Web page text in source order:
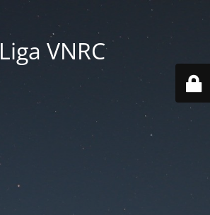
Liga VNRC